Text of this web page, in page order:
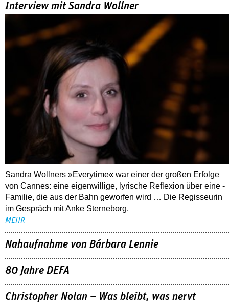
Interview mit Sandra Wollner
Sandra Wollners »Everytime« war einer der großen Erfolge
von Cannes: eine eigenwillige, lyrische Reflexion über eine ­
Familie, die aus der Bahn geworfen wird … Die Regisseurin
im Gespräch mit Anke Sterneborg.
MEHR
Nahaufnahme von Bárbara Lennie
80 Jahre DEFA
Christopher Nolan – Was bleibt, was nervt